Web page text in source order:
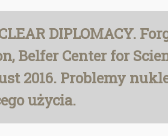
DIPLOMACY.
Belfer Center for
2016. Problemy
użycia.